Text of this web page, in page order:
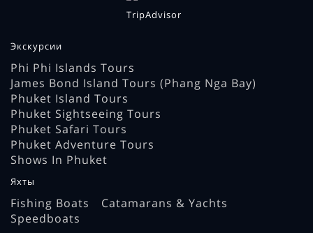
Экскурсии
Phi Phi Islands Tours
James Bond Island Tours (Phang Nga Bay)
Phuket Island Tours
Phuket Sightseeing Tours
Phuket Safari Tours
Phuket Adventure Tours
Shows In Phuket
Яхты
Fishing Boats
Catamarans & Yachts
Speedboats